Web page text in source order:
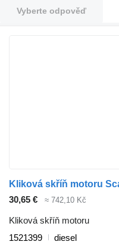
Vyberte odpověď
30,65 € ≈ 742,10 Kč
Kliková skříň motoru
1521399
diesel